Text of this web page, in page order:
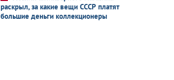
раскрыл, за какие вещи СССР платят
большие деньги коллекционеры